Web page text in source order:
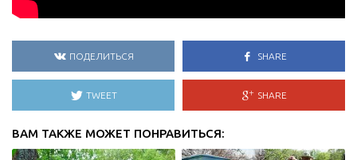
ПОДЕЛИТЬСЯ SHARE
TWEET SHARE
ВАМ ТАКЖЕ МОЖЕТ ПОНРАВИТЬСЯ: